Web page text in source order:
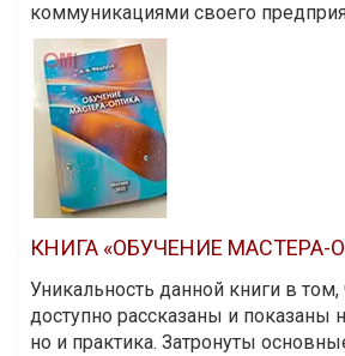
коммуникациями своего
КНИГА «ОБУЧЕНИЕ МАСТЕРА-
Уникальность данной книги в том,
доступно рассказаны и показаны
но и практика. Затронуты